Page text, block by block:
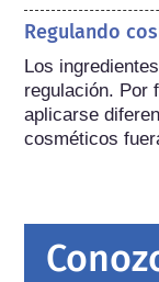
Regulando
Los
regulación. Por
aplicarse
cosméticos